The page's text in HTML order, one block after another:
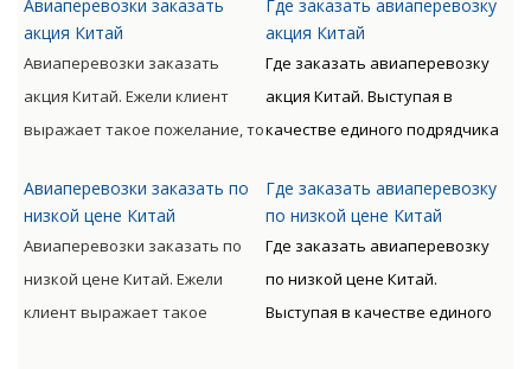
материальные ценности могут
сопровождаться от
непосредственного
непосредственному
получателю.
Авиаперевозки заказать
акция Китай
Авиаперевозки заказать
акция Китай. Ежели клиент
выражает такое пожелание, то
ценности могут
сопровождаться от
непосредственного
непосредственному
Авиаперевозки заказать по
низкой цене Китай
Авиаперевозки заказать по
низкой цене Китай. Ежели
клиент выражает такое
грузов авиа по всему миру с
следующим таможенным
оформлением предлагает
Клиенту оптимизацию
денежных и временных
расходов.
Где заказать авиаперевозку
акция Китай
Где заказать авиаперевозку
акция Китай. Выступая в
качестве единого подрядчика
всему миру с следующим
таможенным оформлением
предлагает Клиенту
оптимизацию денежных и
временных расходов.
Где заказать авиаперевозку
по низкой цене Китай
Где заказать авиаперевозку
по низкой цене Китай.
Выступая в качестве единого